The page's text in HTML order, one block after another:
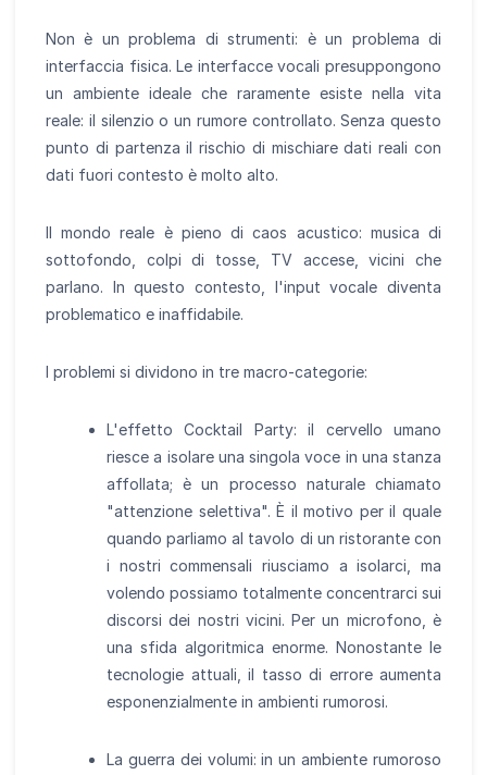
Non è un problema di strumenti: è un problema di
interfaccia fisica. Le interfacce vocali presuppongono
un ambiente ideale che raramente esiste nella vita
reale: il silenzio o un rumore controllato. Senza questo
punto di partenza il rischio di mischiare dati reali con
dati fuori contesto è molto alto.
Il mondo reale è pieno di caos acustico: musica di
sottofondo, colpi di tosse, TV accese, vicini che
parlano. In questo contesto, l'input vocale diventa
problematico e inaffidabile.
I problemi si dividono in tre macro-categorie:
L'effetto Cocktail Party: il cervello umano
riesce a isolare una singola voce in una stanza
affollata; è un processo naturale chiamato
"attenzione selettiva". È il motivo per il quale
quando parliamo al tavolo di un ristorante con
i nostri commensali riusciamo a isolarci, ma
volendo possiamo totalmente concentrarci sui
discorsi dei nostri vicini. Per un microfono, è
una sfida algoritmica enorme. Nonostante le
tecnologie attuali, il tasso di errore aumenta
esponenzialmente in ambienti rumorosi.
La guerra dei volumi: in un ambiente rumoroso